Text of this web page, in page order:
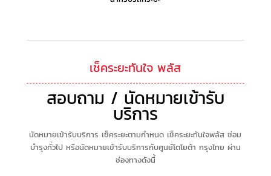
เช็คระยะทันใจ พลัส
สอบถาม / นัดหมายเข้ารับ
บริการ
นัดหมายเข้ารับบริการ เช็คระยะตามกำหนด เช็คระยะทันใจพลัส ซ่อม
บำรุงทั่วไป หรือนัดหมายเข้ารับบริการกับศูนย์โตโยต้า กรุงไทย ผ่าน
ช่องทางดังนี้